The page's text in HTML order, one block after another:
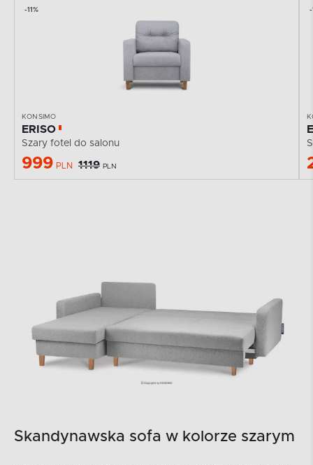
-11%
KONSIMO
ERISO
Szary fotel do salonu
999 PLN 1119 PLN
-
Skandynawska sofa w kolorze szarym